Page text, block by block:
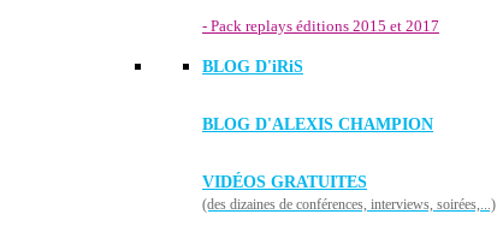
- Pack replays éditions 2015 et 2017
BLOG D'iRiS
BLOG D'ALEXIS CHAMPION
VIDÉOS GRATUITES
(des dizaines de conférences, interviews, soirées,...)